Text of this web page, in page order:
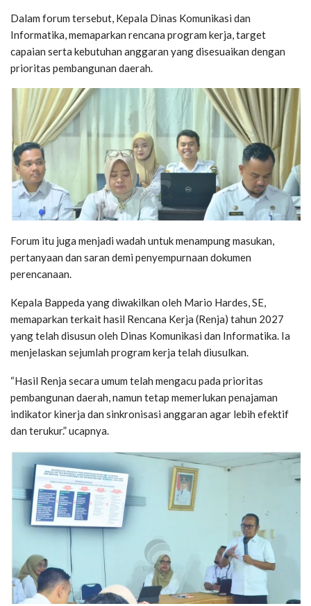
Dalam forum tersebut, Kepala Dinas Komunikasi dan
Informatika, memaparkan rencana program kerja, target
capaian serta kebutuhan anggaran yang disesuaikan dengan
prioritas pembangunan daerah.
Forum itu juga menjadi wadah untuk menampung masukan,
pertanyaan dan saran demi penyempurnaan dokumen
perencanaan.
Kepala Bappeda yang diwakilkan oleh Mario Hardes, SE,
memaparkan terkait hasil Rencana Kerja (Renja) tahun 2027
yang telah disusun oleh Dinas Komunikasi dan Informatika. Ia
menjelaskan sejumlah program kerja telah diusulkan.
“Hasil Renja secara umum telah mengacu pada prioritas
pembangunan daerah, namun tetap memerlukan penajaman
indikator kinerja dan sinkronisasi anggaran agar lebih efektif
dan terukur.” ucapnya.